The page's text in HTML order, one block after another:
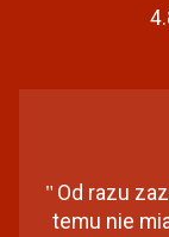
" Od razu
temu nie